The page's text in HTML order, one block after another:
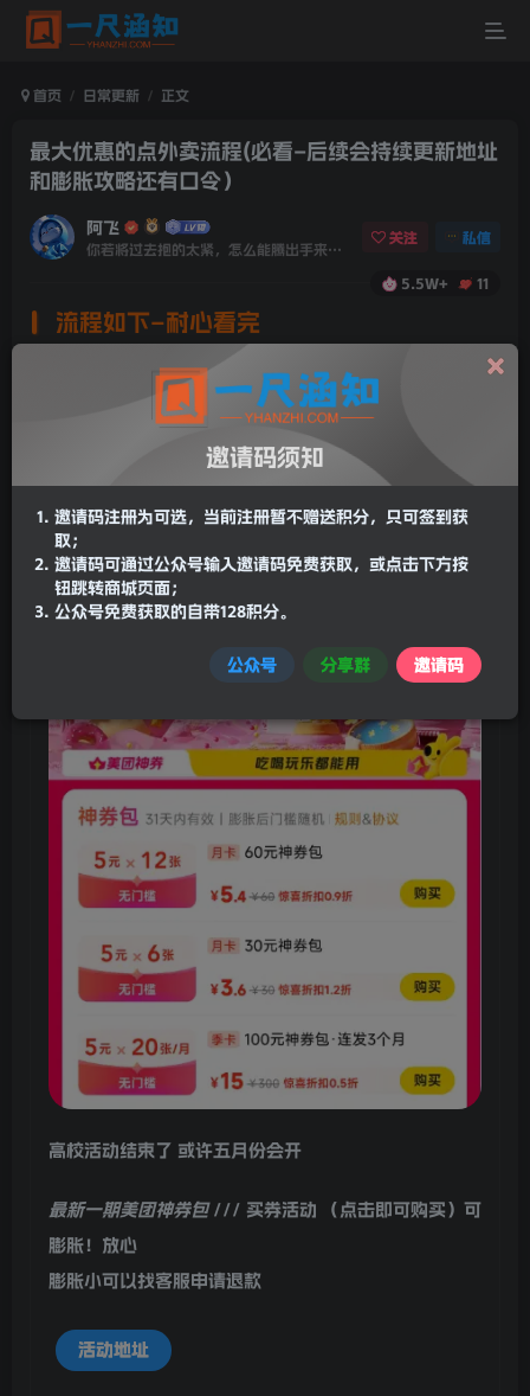
首页 日常更新 正文
最大优惠的点外卖流程(必看–后续会持续更新地址
和膨胀攻略还有口令）
阿飞
你若将过去抱的太紧，怎么能腾出手来拥抱现在？
关注 私信
5.5W+ 11
流程如下–耐心看完
文档含有美团/elm大额红包领取链接，全是官方
渠道！记得每天都去领美团代金券，配合神券点外卖更
便宜！(代金券金额已恢复，可正常领取)
美团低价神会员口令
美团搜钱钱吃外卖 5.4买12张
不能跳转的建议退出重新再输入多几次
高校活动结束了 或许五月份会开
最新一期美团神券包/// 买券活动
（点击即可购买）可
膨胀！放心
膨胀小可以找客服申请退款
活动地址
邀请码须知
邀请码注册为可选，当前注册暂不赠送积分，只可签到获
取；
邀请码可通过公众号输入邀请码免费获取，或点击下方按
钮跳转商城页面；
公众号免费获取的自带128积分。
公众号 分享群 邀请码